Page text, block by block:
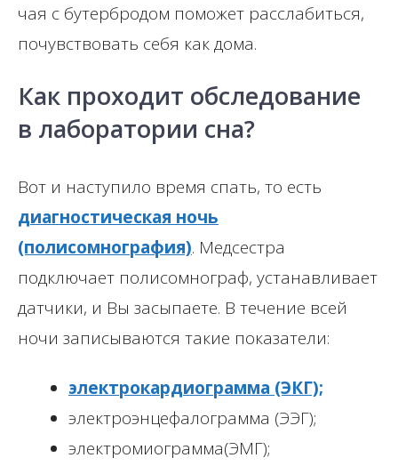
чая с бутербродом поможет расслабиться,
почувствовать себя как дома.
Как проходит обследование
в лаборатории сна?
Вот и наступило время спать, то есть
диагностическая ночь
(полисомнография). Медсестра
подключает полисомнограф, устанавливает
датчики, и Вы засыпаете. В течение всей
ночи записываются такие показатели:
электрокардиограмма (ЭКГ);
электроэнцефалограмма (ЭЭГ);
электромиограмма(ЭМГ);